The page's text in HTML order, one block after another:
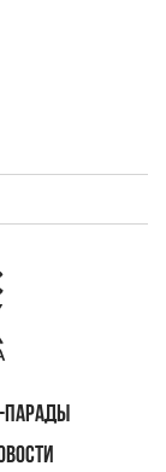
ПАРАДЫ